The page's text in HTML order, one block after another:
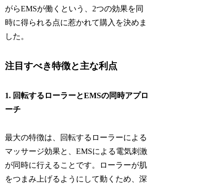
がらEMSが働くという、2つの効果を同
時に得られる点に惹かれて購入を決めま
した。
注目すべき特徴と主な利点
1. 回転するローラーとEMSの同時アプロ
ーチ
最大の特徴は、回転するローラーによる
マッサージ効果と、EMSによる電気刺激
が同時に行えることです。ローラーが肌
をつまみ上げるようにして動くため、深